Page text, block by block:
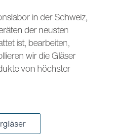
in der Schweiz,
der neusten
ist, bearbeiten,
wir die Gläser
von höchster